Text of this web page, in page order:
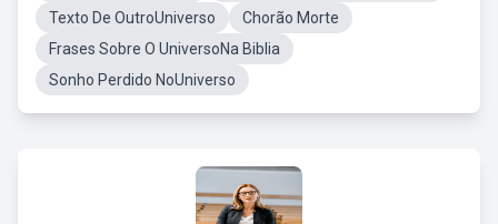
Texto De OutroUniverso
Chorão Morte
Frases Sobre O UniversoNa Biblia
Sonho Perdido NoUniverso